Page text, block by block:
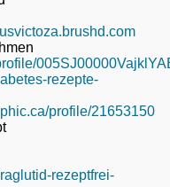
rezepte-
profile/21653150
rezeptfrei-